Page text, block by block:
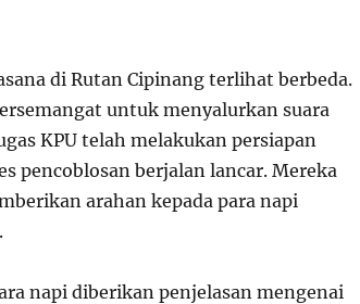
di Rutan Cipinang terlihat berbeda.
untuk menyalurkan suara
KPU telah melakukan persiapan
pencoblosan berjalan lancar. Mereka
arahan kepada para napi
napi diberikan penjelasan mengenai